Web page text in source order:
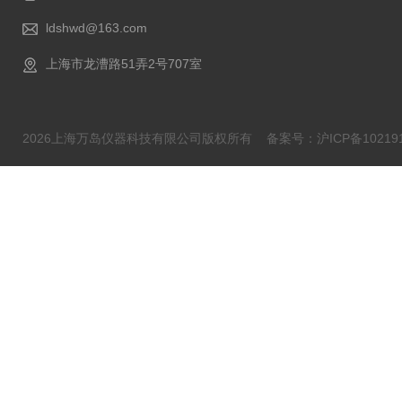
ldshwd@163.com
上海市龙漕路51弄2号707室
2026上海万岛仪器科技有限公司版权所有 备案号：沪ICP备